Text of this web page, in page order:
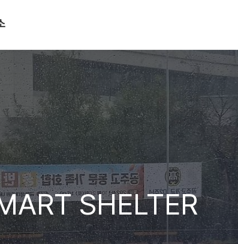
SHELTER